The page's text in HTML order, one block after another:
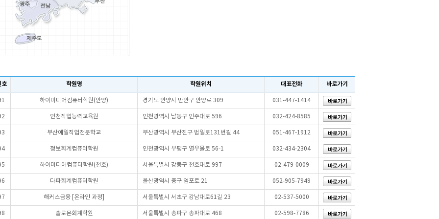
호 학원명 학원위치 대표전화 바로가기
하이미디어컴퓨터학원(안양) 경기도 안양시 만안구 안양로 309 031-447-1414
인천직업능력교육원 인천광역시 남동구 인주대로 596 032-424-8585
부산예일직업전문학교 부산광역시 부산진구 범일로131번길 44 051-467-1912
정보회계컴퓨터학원 인천광역시 부평구 열우물로 56-1 032-434-2304
하이미디어컴퓨터학원(천호) 서울특별시 강동구 천호대로 997 02-479-0009
다파회계컴퓨터학원 울산광역시 중구 염포로 21 052-905-7949
해커스금융 [온라인 과정] 서울특별시 서초구 강남대로61길 23 02-537-5000
솔로몬회계학원 서울특별시 송파구 송파대로 468 02-598-7786